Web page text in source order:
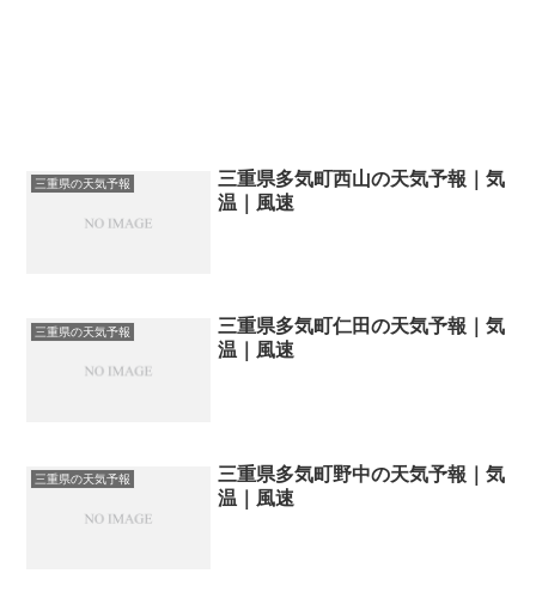
三重県の天気予報
三重県多気町西山の天気予報｜気
温｜風速
三重県の天気予報
三重県多気町仁田の天気予報｜気
温｜風速
三重県の天気予報
三重県多気町野中の天気予報｜気
温｜風速